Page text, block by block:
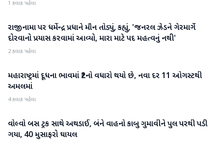
1 કલાક પહેલા
રાષ્ટ્રીય
રાજીનામા પર ધર્મેન્દ્ર પ્રધાને મૌન તોડ્યું, કહ્યું, 'જનરલ ઝેડને ગેરમાર્ગે
દોરવાનો પ્રયાસ કરવામાં આવ્યો, મારા માટે પદ મહત્વનું નથી'
2 કલાક પહેલા
રાષ્ટ્રીય
મહારાષ્ટ્રમાં દૂધના ભાવમાં ₹2નો વધારો થયો છે, નવા દર 11 ઓગસ્ટથી
અમલમાં
4 કલાક પહેલા
રાષ્ટ્રીય
વોલ્વો બસ ટ્રક સાથે અથડાઈ, બંને વાહનો કાબુ ગુમાવીને પુલ પરથી પડી
ગયા, 40 મુસાફરો ઘાયલ